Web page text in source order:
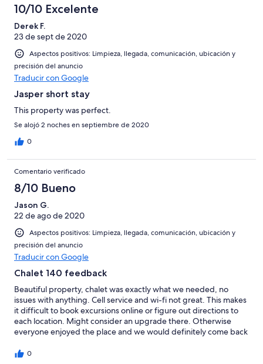
10/10 Excelente
Derek F.
23 de sept de 2020
Aspectos positivos: Limpieza, llegada, comunicación, ubicación y
precisión del anuncio
Traducir con Google
Jasper short stay
This property was perfect.
Se alojó 2 noches en septiembre de 2020
0
Comentario verificado
8/10 Bueno
Jason G.
22 de ago de 2020
Aspectos positivos: Limpieza, llegada, comunicación, ubicación y
precisión del anuncio
Traducir con Google
Chalet 140 feedback
Beautiful property, chalet was exactly what we needed, no
issues with anything. Cell service and wi-fi not great. This makes
it difficult to book excursions online or figure out directions to
each location. Might consider an upgrade there. Otherwise
everyone enjoyed the place and we would definitely come back
0